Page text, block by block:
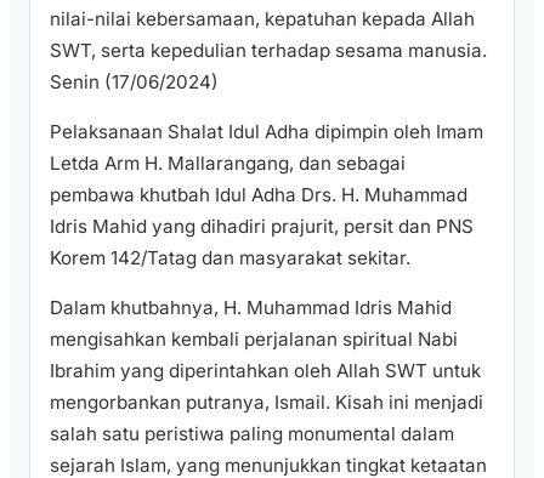
nilai-nilai kebersamaan, kepatuhan kepada Allah
SWT, serta kepedulian terhadap sesama manusia.
Senin (17/06/2024)
Pelaksanaan Shalat Idul Adha dipimpin oleh Imam
Letda Arm H. Mallarangang, dan sebagai
pembawa khutbah Idul Adha Drs. H. Muhammad
Idris Mahid yang dihadiri prajurit, persit dan PNS
Korem 142/Tatag dan masyarakat sekitar.
Dalam khutbahnya, H. Muhammad Idris Mahid
mengisahkan kembali perjalanan spiritual Nabi
Ibrahim yang diperintahkan oleh Allah SWT untuk
mengorbankan putranya, Ismail. Kisah ini menjadi
salah satu peristiwa paling monumental dalam
sejarah Islam, yang menunjukkan tingkat ketaatan